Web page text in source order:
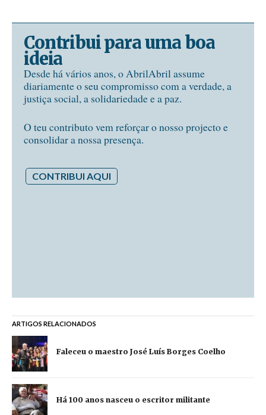
Contribui para uma boa
ideia
Desde há vários anos, o AbrilAbril assume
diariamente o seu compromisso com a verdade, a
justiça social, a solidariedade e a paz.
O teu contributo vem reforçar o nosso projecto e
consolidar a nossa presença.
CONTRIBUI AQUI
ARTIGOS RELACIONADOS
Faleceu o maestro José Luís Borges Coelho
Há 100 anos nasceu o escritor militante